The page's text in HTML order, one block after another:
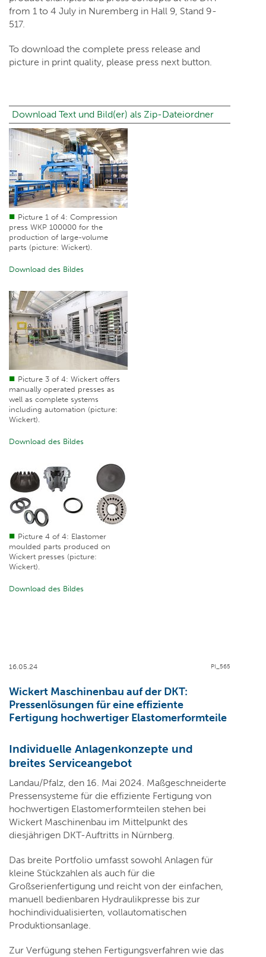
from 1 to 4 July in Nuremberg in Hall 9, Stand 9-
517.
To download the complete press release and
picture in print quality, please press next button.
Download Text und Bild(er) als Zip-Dateiordner
Picture 1 of 4: Compression
press WKP 100000 for the
production of large-volume
parts (picture: Wickert).
Download des Bildes
Picture 3 of 4: Wickert offers
manually operated presses as
well as complete systems
including automation (picture:
Wickert).
Download des Bildes
Picture 4 of 4: Elastomer
moulded parts produced on
Wickert presses (picture:
Wickert).
Download des Bildes
16.05.24 PI_565
Wickert Maschinenbau auf der DKT:
Pressenlösungen für eine effiziente
Fertigung hochwertiger Elastomerformteile
Individuelle Anlagenkonzepte und
breites Serviceangebot
Landau/Pfalz, den 16. Mai 2024. Maßgeschneiderte
Pressensysteme für die effiziente Fertigung von
hochwertigen Elastomerformteilen stehen bei
Wickert Maschinenbau im Mittelpunkt des
diesjährigen DKT-Auftritts in Nürnberg.
Das breite Portfolio umfasst sowohl Anlagen für
kleine Stückzahlen als auch für die
Großserienfertigung und reicht von der einfachen,
manuell bedienbaren Hydraulikpresse bis zur
hochindividualisierten, vollautomatischen
Produktionsanlage.
Zur Verfügung stehen Fertigungsverfahren wie das